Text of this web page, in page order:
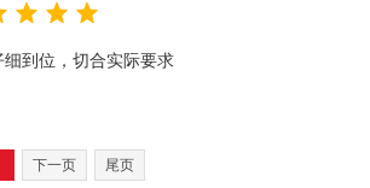
程相关的新法律法规和管理规定2 (1学时)
工程相关的新法律法规和管理规定3 (1学时)
程施工现场安全管理知识1 (1学时)
到位，切合实际要求
下一页 尾页